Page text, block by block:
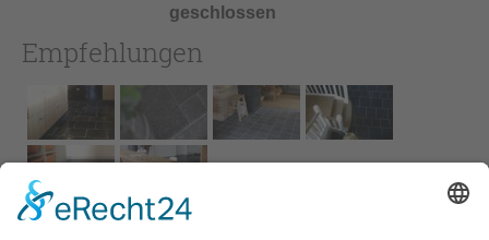
geschlossen
Empfehlungen